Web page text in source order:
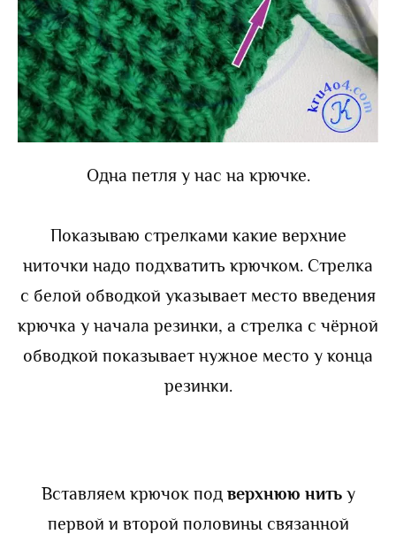
Одна петля у нас на крючке.
Показываю стрелками какие верхние
ниточки надо подхватить крючком. Стрелка
с белой обводкой указывает место введения
крючка у начала резинки, а стрелка с чёрной
обводкой показывает нужное место у конца
резинки.
Вставляем крючок под верхнюю нитьу
первой и второй половины связанной